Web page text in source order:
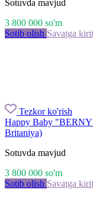
Sotuvda mavjud
3 800 000 so'm
Sotib olish Savatga
Tezkor ko'rish
Happy Baby
Britaniya)
Sotuvda mavjud
3 800 000 so'm
Sotib olish Savatga